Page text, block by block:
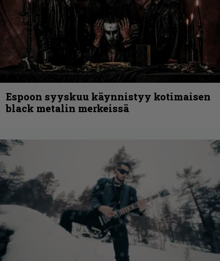
Espoon syyskuu käynnistyy kotimaisen
black metalin merkeissä